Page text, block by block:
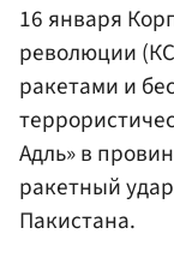
16 января
революции
ракетами и
Адль» в
ракетный
Пакистана.